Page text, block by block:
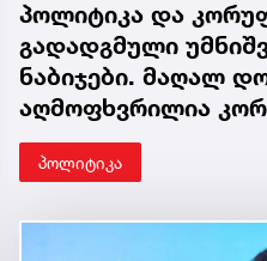
პოლიტიკა და
გადადგმული
ნაბიჯები. მაღალ
აღმოფხვრილია
პოლიტიკა